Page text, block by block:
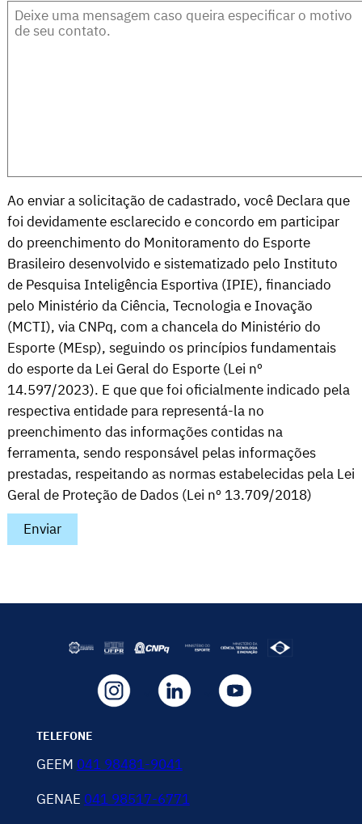
Ao enviar a solicitação de cadastrado, você Declara que
foi devidamente esclarecido e concordo em participar
do preenchimento do Monitoramento do Esporte
Brasileiro desenvolvido e sistematizado pelo Instituto
de Pesquisa Inteligência Esportiva (IPIE), financiado
pelo Ministério da Ciência, Tecnologia e Inovação
(MCTI), via CNPq, com a chancela do Ministério do
Esporte (MEsp), seguindo os princípios fundamentais
do esporte da Lei Geral do Esporte (Lei nº
14.597/2023). E que que foi oficialmente indicado pela
respectiva entidade para representá-la no
preenchimento das informações contidas na
ferramenta, sendo responsável pelas informações
prestadas, respeitando as normas estabelecidas pela Lei
Geral de Proteção de Dados (Lei nº 13.709/2018)
Enviar
TELEFONE
GEEM 041 98481-9041
GENAE 041 98517-6771